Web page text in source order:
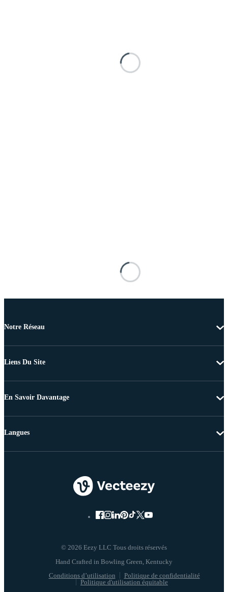
Notre Réseau
Liens Du Site
En Savoir Davantage
© 2026 Eezy LLC Tous droits réservés
Conditions d’utilisation
Politique de confidentialité
Politique d'utilisation équitable
Langues